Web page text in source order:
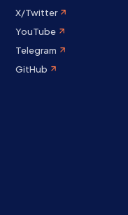
X/Twitter
YouTube
Telegram
GitHub